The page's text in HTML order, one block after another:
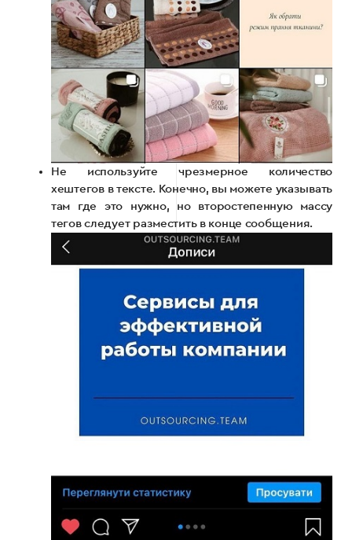
Не используйте чрезмерное количество
хештегов в тексте. Конечно, вы можете указывать
там где это нужно, но второстепенную массу
тегов следует разместить в конце сообщения.